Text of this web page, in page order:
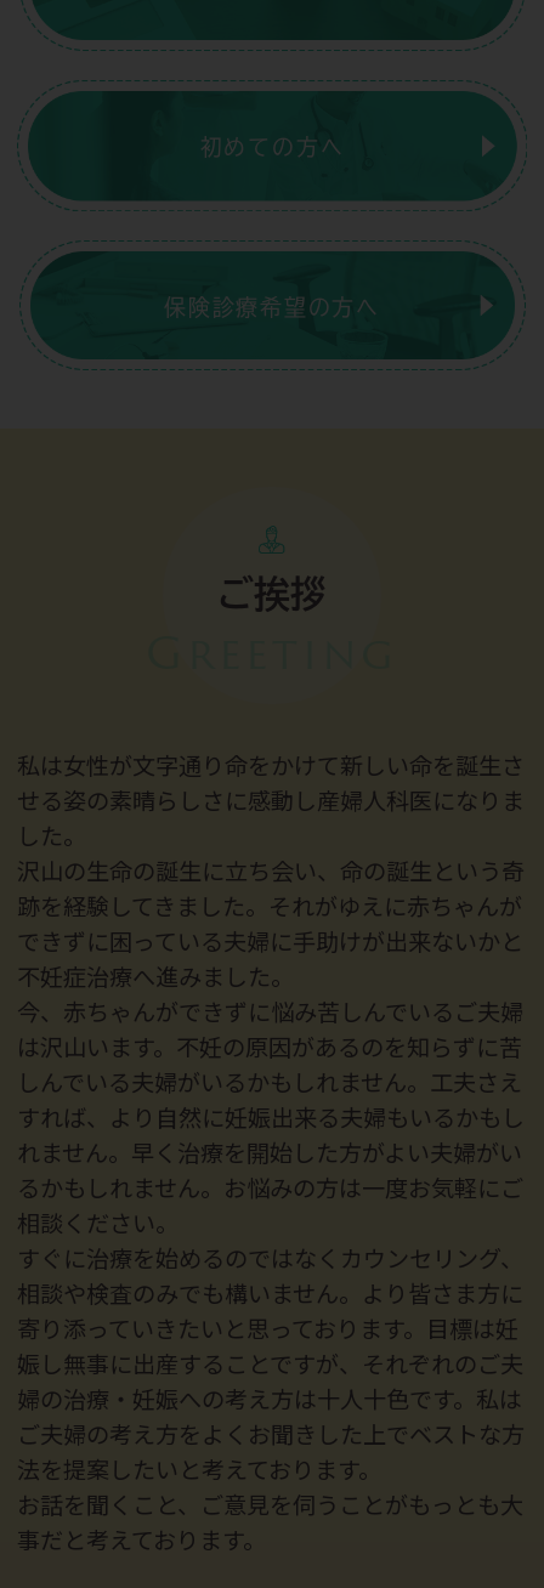
初めての方へ
保険診療希望の方へ
ご挨拶
私は女性が文字通り命をかけて新しい命を誕生さ
せる姿の素晴らしさに感動し産婦人科医になりま
した。
沢山の生命の誕生に立ち会い、命の誕生という奇
跡を経験してきました。それがゆえに赤ちゃんが
できずに困っている夫婦に手助けが出来ないかと
不妊症治療へ進みました。
今、赤ちゃんができずに悩み苦しんでいるご夫婦
は沢山います。不妊の原因があるのを知らずに苦
しんでいる夫婦がいるかもしれません。工夫さえ
すれば、より自然に妊娠出来る夫婦もいるかもし
れません。早く治療を開始した方がよい夫婦がい
るかもしれません。お悩みの方は一度お気軽にご
相談ください。
すぐに治療を始めるのではなくカウンセリング、
相談や検査のみでも構いません。より皆さま方に
寄り添っていきたいと思っております。目標は妊
娠し無事に出産することですが、それぞれのご夫
婦の治療・妊娠への考え方は十人十色です。私は
ご夫婦の考え方をよくお聞きした上でベストな方
法を提案したいと考えております。
お話を聞くこと、ご意見を伺うことがもっとも大
事だと考えております。